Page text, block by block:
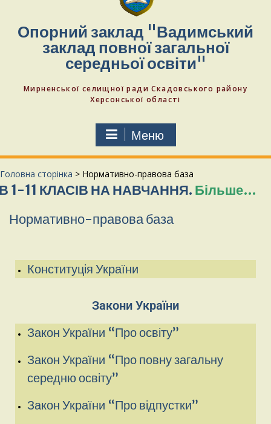
Опорний заклад "Вадимський
заклад повної загальної
середньої освіти"
Мирненської селищної ради Скадовського району
Херсонської області
Меню
Головна сторінка > Нормативно-правова база
НА НАВЧАННЯ.Більше…СЛАВА
Нормативно-правова база
Конституція України
Закони України
Закон України “Про освіту”
Закон України “Про повну загальну
середню освіту”
Закон України “Про відпустки”